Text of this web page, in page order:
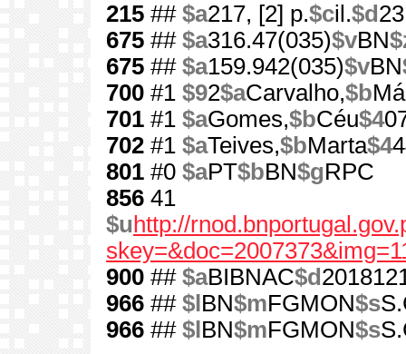
215 ## $a217, [2] p.$cil.$d
675 ## $a316.47(035)$vBN
675 ## $a159.942(035)$vBN
700 #1 $92$aCarvalho,$b
701 #1 $aGomes,$bCéu$4
702 #1 $aTeives,$bMarta$4
801 #0 $aPT$bBN$gRPC
856 41
$u http://
900 ## $aBIBNAC$d
966 ## $l BN$mFGMON$s
966 ## $l BN$mFGMON$s